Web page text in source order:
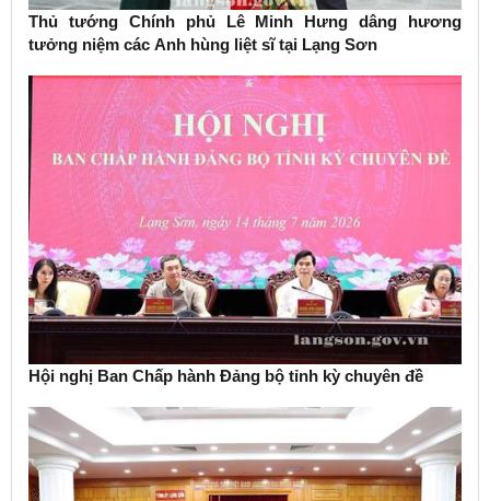
Thủ tướng Chính phủ Lê Minh Hưng dâng hương
tưởng niệm các Anh hùng liệt sĩ tại Lạng Sơn
Hội nghị Ban Chấp hành Đảng bộ tỉnh kỳ chuyên đề